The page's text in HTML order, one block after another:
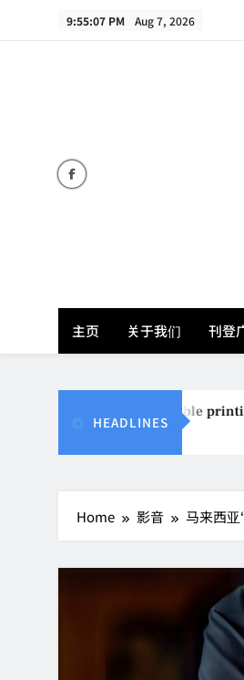
9:55:08 PM Aug 7, 2026
主页 关于我们 刊登
HEADLINES
reinvents affordable printing
Home 影音 马来西亚